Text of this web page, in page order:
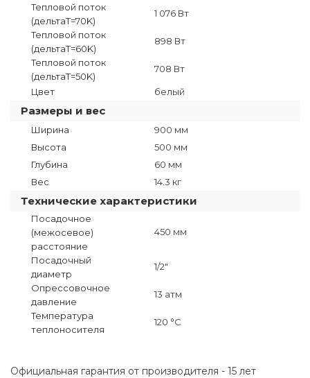
Тепловой поток
(дельтаT=70K)
1 076 Вт
Тепловой поток
(дельтаТ=60K)
898 Вт
Тепловой поток
(дельтаТ=50K)
708 Вт
Цвет белый
Размеры и вес
Ширина
900 мм
Высота
500 мм
Глубина
60 мм
Вес
14.3 кг
Технические характеристики
Посадочное
(межосевое)
расстояние
450 мм
Посадочный
диаметр
1/2"
Опрессовочное
давление
13 атм
Температура
теплоносителя
120 °C
Официальная гарантия от производителя - 15 лет